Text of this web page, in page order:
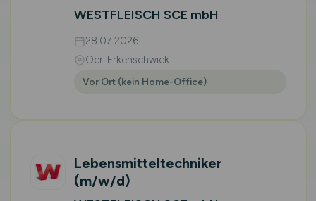
WESTFLEISCH SCE mbH
28.07.2026
Oer-Erkenschwick
Vor Ort (kein Home-Office)
Lebensmitteltechniker
(m/w/d)